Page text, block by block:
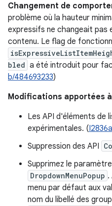
Changement de
problème où la hauteur
expressifs ne changeait pas
contenu. Le flag de
bled a été introduit pour
b/484693233)
Modifications apportées à
Les API d'éléments de
expérimentales. (I2836a
Suppression des API
Supprimez le
DropdownMenuPopup .
menu par défaut aux
nom du libellé des